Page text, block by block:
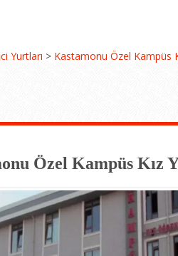
Yurtları > Kastamonu Özel Kampüs
Özel Kampüs Kız